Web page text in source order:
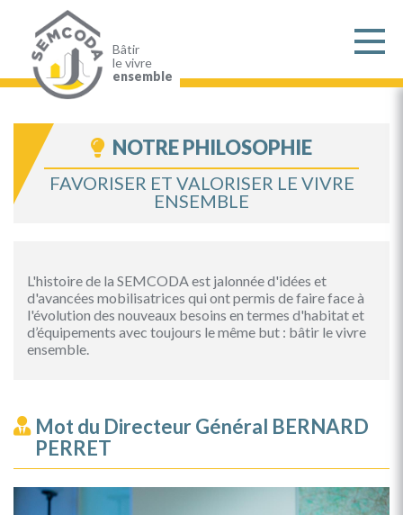
contenu
principal
Bâtir
le vivre
ensemble
NOTRE PHILOSOPHIE
FAVORISER ET VALORISER LE VIVRE
ENSEMBLE
L'histoire de la SEMCODA est jalonnée d'idées et
d'avancées mobilisatrices qui ont permis de faire face à
l'évolution des nouveaux besoins en termes d'habitat et
d’équipements avec toujours le même but : bâtir le vivre
ensemble.
Mot du Directeur Général BERNARD
PERRET